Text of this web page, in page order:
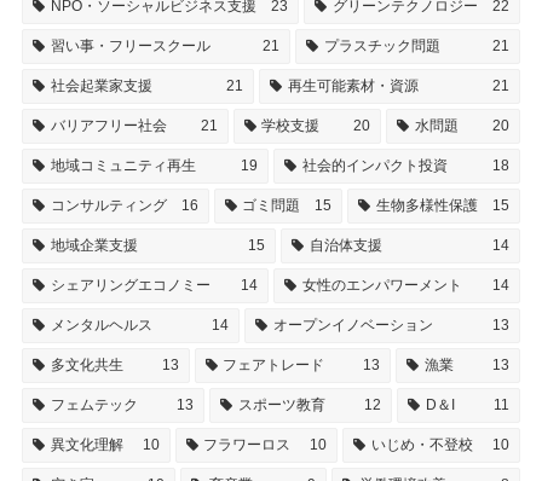
NPO・ソーシャルビジネス支援 23 グリーンテクノロジー 22
習い事・フリースクール 21 プラスチック問題 21
社会起業家支援 21 再生可能素材・資源 21
バリアフリー社会 21 学校支援 20 水問題 20
地域コミュニティ再生 19 社会的インパクト投資 18
コンサルティング 16 ゴミ問題 15 生物多様性保護 15
地域企業支援 15 自治体支援 14
シェアリングエコノミー 14 女性のエンパワーメント 14
メンタルヘルス 14 オープンイノベーション 13
多文化共生 13 フェアトレード 13 漁業 13
フェムテック 13 スポーツ教育 12 D＆I 11
異文化理解 10 フラワーロス 10 いじめ・不登校 10